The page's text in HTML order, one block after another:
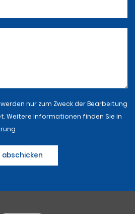
nur zum Zweck der Bearbeitung
Weitere Informationen finden Sie in
.
abschicken